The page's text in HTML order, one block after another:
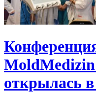
открылась